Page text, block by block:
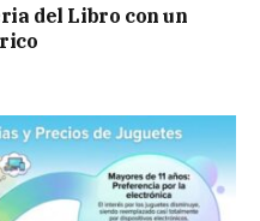
del Libro con un